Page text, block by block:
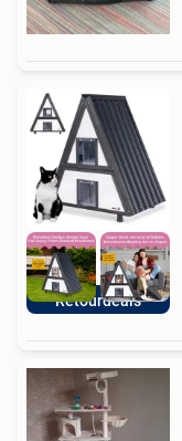
Retourdeals